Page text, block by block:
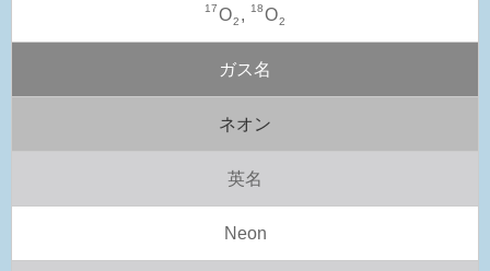
17O2 , 18O2
ガス名
ネオン
英名
Neon